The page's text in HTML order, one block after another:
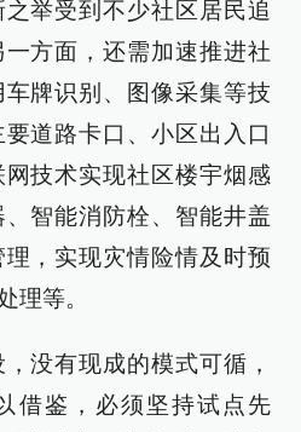
举受到不少社区居民追
方面，还需加速推进社
牌识别、图像采集等技
道路卡口、小区出入口
技术实现社区楼宇烟感
智能消防栓、智能井盖
，实现灾情险情及时预
理等。
没有现成的模式可循，
借鉴，必须坚持试点先